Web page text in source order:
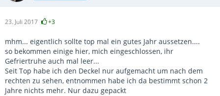
23. Juli 2017 +3
mhm... eigentlich sollte top mal ein gutes Jahr aussetzen....
so bekommen einige hier, mich eingeschlossen, ihr
Gefriertruhe auch mal leer...
Seit Top habe ich den Deckel nur aufgemacht um nach dem
rechten zu sehen, entnommen habe ich da bestimmt schon 2
Jahre nichts mehr. Nur dazu gepackt